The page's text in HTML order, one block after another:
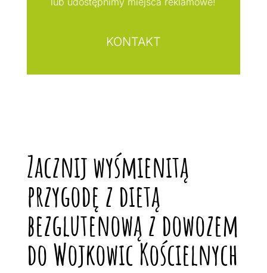
KONTAKT
Zacznij wyśmienitą
przygodę z dietą
bezglutenową z dowozem
do Wojkowic Kościelnych